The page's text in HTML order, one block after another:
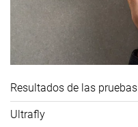
Resultados de las pruebas
Ultrafly